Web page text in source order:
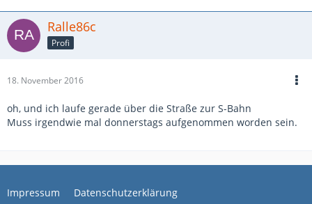
Ralle86c
Profi
18. November 2016
oh, und ich laufe gerade über die Straße zur S-Bahn
Muss irgendwie mal donnerstags aufgenommen worden sein.
Impressum Datenschutzerklärung